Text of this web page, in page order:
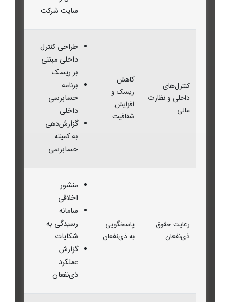
سایت شرکت
کنترل‌های
داخلی و نظارت
مالی
کاهش
ریسک و
افزایش
شفافیت
طراحی کنترل
داخلی مبتنی
بر ریسک
برنامه
حسابرسی
داخلی
گزارش‌دهی
به کمیته
حسابرسی
رعایت حقوق
ذی‌نفعان
پاسخگویی
به ذی‌نفعان
منشور
اخلاقی
سامانه
رسیدگی به
شکایات
گزارش
عملکرد
ذی‌نفعان